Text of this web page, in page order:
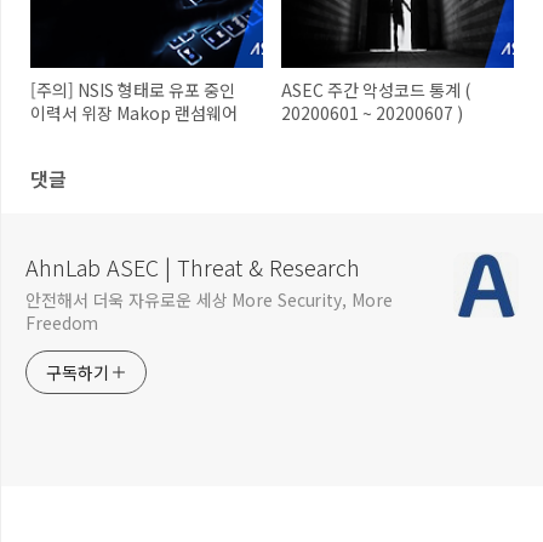
[주의] NSIS 형태로 유포 중인
이력서 위장 Makop 랜섬웨어
ASEC 주간 악성코드 통계 (
20200601 ~ 20200607 )
댓글
AhnLab ASEC | Threat & Research
안전해서 더욱 자유로운 세상 More Security, More
Freedom
구독하기